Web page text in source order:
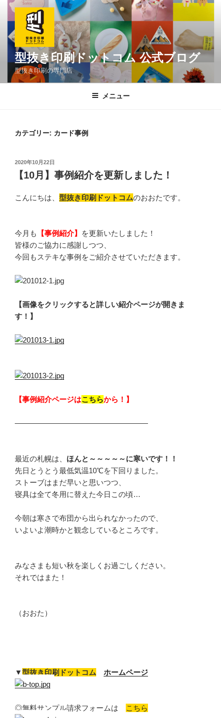
型抜き印刷ドットコム 公式ブログ
型抜き印刷の専門店
メニュー
カテゴリー: カード事例
投
日:
2020年10月22日
【10月】事例紹介を更新しました！
こんにちは、 型抜き印刷ドットコムのおおたです。
今月も 【事例紹介】
を更新いたしました！
皆様のご協力に感謝しつつ、
今回もステキな事例をご紹介させていただきます。
【画像をクリックすると詳しい紹介ページが開きま
す！】
【事例紹介ページはこちらから！】
——————————————————
最近の札幌は、 ほんと～～～～～に寒いです！！
先日とうとう最低気温10℃を下回りました。
ストーブはまだ早いと思いつつ、
寝具は全て冬用に替えた今日この頃…
今朝は寒さで布団から出られなかったので、
いよいよ潮時かと観念しているところです。
みなさまも短い秋を楽しくお過ごしください。
それではまた！
（おおた）
▼型抜き印刷ドットコム ホームページ
◎無料サンプル請求フォームは こちら